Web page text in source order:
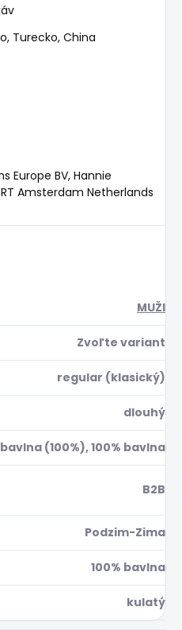
Turecko, China
Europe BV, Hannie
Amsterdam Netherlands
MUŽI
Zvoľte variant
regular (klasický)
dlouhý
bavlna (100%), 100% bavlna
B2B
Podzim-Zima
100% bavlna
kulatý